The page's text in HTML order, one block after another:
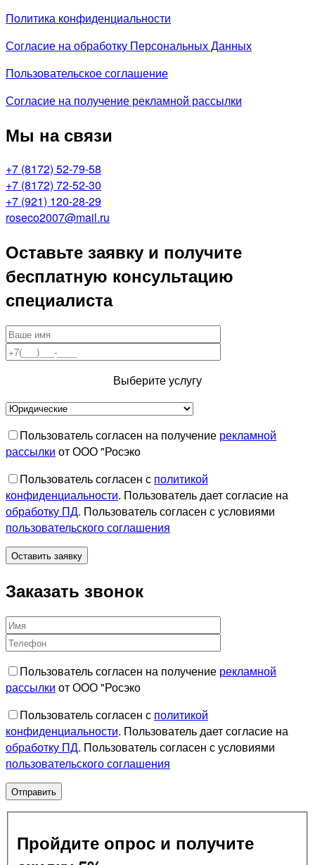
Политика конфиденциальности
Согласие на обработку Персональных Данных
Пользовательское соглашение
Согласие на получение рекламной рассылки
Мы на связи
+7 (8172) 52-79-58
+7 (8172) 72-52-30
+7 (921) 120-28-29
roseco2007@mail.ru
Оставьте заявку и получите
бесплатную консультацию
специалиста
Выберите услугу
Пользователь согласен на получение рекламной
рассылки от ООО "Росэко
Пользователь согласен с политикой
конфиденциальности. Пользователь дает согласие на
обработку ПД. Пользователь согласен с условиями
пользовательского соглашения
Заказать звонок
Пользователь согласен на получение рекламной
рассылки от ООО "Росэко
Пользователь согласен с политикой
конфиденциальности. Пользователь дает согласие на
обработку ПД. Пользователь согласен с условиями
пользовательского соглашения
Пройдите опрос и получите